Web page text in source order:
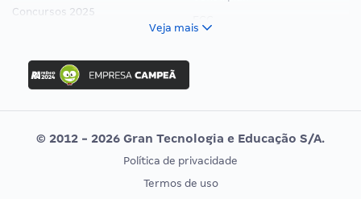
Concursos 2025
Concurso Ibama
Concurso MPU
Editais publicados
Vunesp
CONCURSOS POR PROFISSÃO
EXAME DE ORDEM
Veja mais
© 2012 - 2026 Gran Tecnologia e Educação S/A.
Política de privacidade
Termos de uso